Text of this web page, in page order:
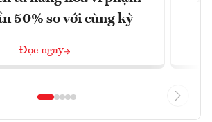
50% so với cùng kỳ
Đọc ngay